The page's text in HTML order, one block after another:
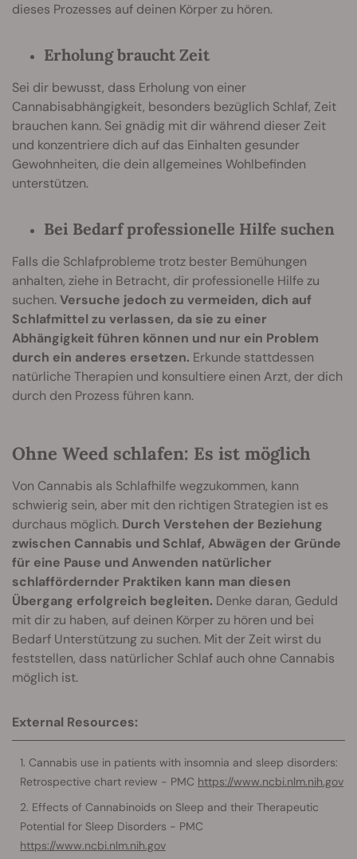
dieses Prozesses auf deinen Körper zu hören.
Erholung braucht Zeit
Sei dir bewusst, dass Erholung von einer
Cannabisabhängigkeit, besonders bezüglich Schlaf, Zeit
brauchen kann. Sei gnädig mit dir während dieser Zeit
und konzentriere dich auf das Einhalten gesunder
Gewohnheiten, die dein allgemeines Wohlbefinden
unterstützen.
Bei Bedarf professionelle Hilfe suchen
Falls die Schlafprobleme trotz bester Bemühungen
anhalten, ziehe in Betracht, dir professionelle Hilfe zu
suchen.Versuche jedoch zu vermeiden, dich auf
Schlafmittel zu verlassen, da sie zu einer
Abhängigkeit führen können und nur ein Problem
durch ein anderes ersetzen. Erkunde stattdessen
natürliche Therapien und konsultiere einen Arzt, der dich
durch den Prozess führen kann.
Ohne Weed schlafen: Es ist möglich
Von Cannabis als Schlafhilfe wegzukommen, kann
schwierig sein, aber mit den richtigen Strategien ist es
durchaus möglich. Durch Verstehen der Beziehung
zwischen Cannabis und Schlaf, Abwägen der Gründe
für eine Pause und Anwenden natürlicher
schlaffördernder Praktiken kann man diesen
Übergang erfolgreich begleiten. Denke daran, Geduld
mit dir zu haben, auf deinen Körper zu hören und bei
Bedarf Unterstützung zu suchen. Mit der Zeit wirst du
feststellen, dass natürlicher Schlaf auch ohne Cannabis
möglich ist.
External Resources:
Cannabis use in patients with insomnia and sleep disorders:
Retrospective chart review - PMC https://www.ncbi.nlm.nih.gov
Effects of Cannabinoids on Sleep and their Therapeutic
Potential for Sleep Disorders - PMC
https://www.ncbi.nlm.nih.gov